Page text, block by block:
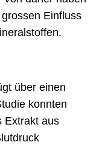
Einfluss
über einen
konnten
Extrakt aus